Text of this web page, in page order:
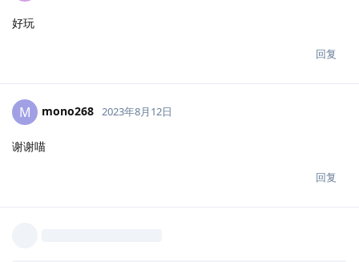
好玩
回复
M mono268 2023年8月12日
谢谢喵
回复